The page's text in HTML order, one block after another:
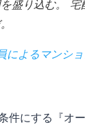
盛り込む。
によるマン
件にする『オ